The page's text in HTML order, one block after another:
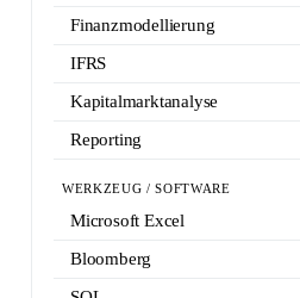
Finanzmodellierung
IFRS
Kapitalmarktanalyse
Reporting
WERKZEUG / SOFTWARE
Microsoft Excel
Bloomberg